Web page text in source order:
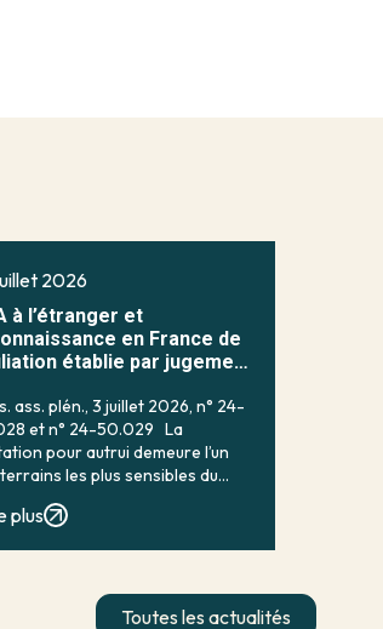
2026
à l’étranger et
en France de
établie par jugement
ass. plén., 3 juillet 2026, n° 24-
et n° 24-50.029 La
pour autrui demeure l’un
les plus sensibles du
français de la filiation. Prohibée
interne par l’article 16-7 du
plus
Toutes les actualités